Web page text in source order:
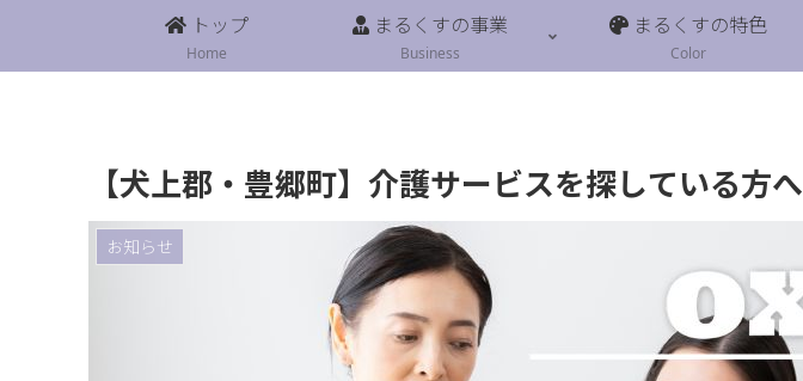
トップ
Home
まるくすの事業
Business
まるくすの特色
Color
【犬上郡・豊郷町】介護サービスを探している方へ
お知らせ